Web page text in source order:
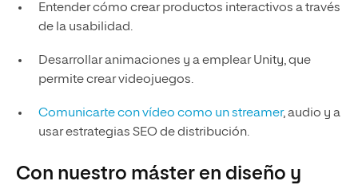
Entender cómo crear productos interactivos a través
de la usabilidad.
Desarrollar animaciones y a emplear Unity, que
permite crear videojuegos.
Comunicarte con vídeo como un streamer, audio y a
usar estrategias SEO de distribución.
Con nuestro máster en diseño y